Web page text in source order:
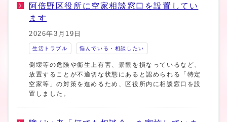
阿倍野区役所に空家相談窓口を設置してい
ます
2026年3月19日
生活トラブル 悩んでいる・相談したい
倒壊等の危険や衛生上有害、景観を損なっているなど、
放置することが不適切な状態にあると認められる「特定
空家等」の対策を進めるため、区役所内に相談窓口を設
置しました。